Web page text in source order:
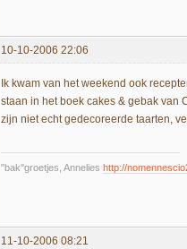
10-10-2006 22:06
Ik kwam van het weekend ook
staan in het boek cakes & gebak van
zijn niet echt gedecoreerde taarten,
"bak"groetjes, Annelies http://
11-10-2006 08:21